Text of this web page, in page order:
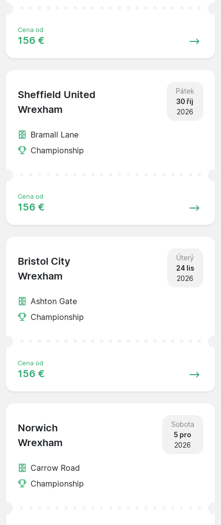
Cena od
156 €
Sheffield United
Wrexham
Pátek
30 říj
2026
Bramall Lane
Championship
Cena od
156 €
Bristol City
Wrexham
Úterý
24 lis
2026
Ashton Gate
Championship
Cena od
156 €
Norwich
Wrexham
Sobota
5 pro
2026
Carrow Road
Championship